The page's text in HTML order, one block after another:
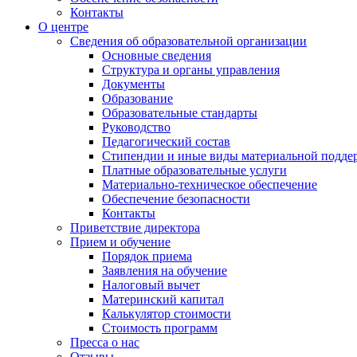
Контакты
О центре
Сведения об образовательной организации
Основные сведения
Структура и органы управления
Документы
Образование
Образовательные стандарты
Руководство
Педагогический состав
Стипендии и иные виды материальной
Платные образовательные услуги
Материально-техническое обеспечение
Обеспечение безопасности
Контакты
Приветствие директора
Прием и обучение
Порядок приема
Заявления на обучение
Налоговый вычет
Материнский капитал
Калькулятор стоимости
Стоимость программ
Пресса о нас